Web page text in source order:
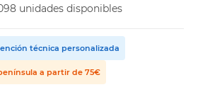
unidades disponibles
técnica personalizada
a partir de 75€